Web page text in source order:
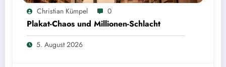
Christian Kümpel 0
Plakat-Chaos und Millionen-Schlacht
5. August 2026